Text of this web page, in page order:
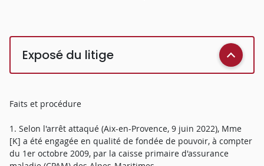
Exposé du litige
Faits et procédure
1. Selon l'arrêt attaqué (Aix-en-Provence, 9 juin 2022), Mme
[K] a été engagée en qualité de fondée de pouvoir, à compter
du 1er octobre 2009, par la caisse primaire d'assurance